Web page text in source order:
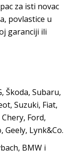
za isti novac
povlastice u
garanciji ili
Škoda, Subaru,
Suzuki, Fiat,
Ford,
Geely, Lynk&Co.
BMW i